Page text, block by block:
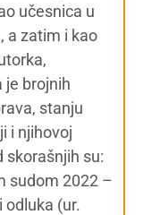
učesnica u
a zatim i kao
je brojnih
stanju
i njihovoj
skorašnjih su:
sudom 2022 –
odluka (ur.